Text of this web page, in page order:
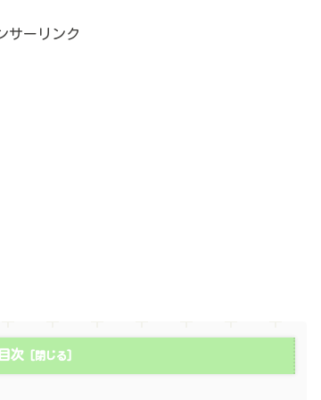
サーリンク
次